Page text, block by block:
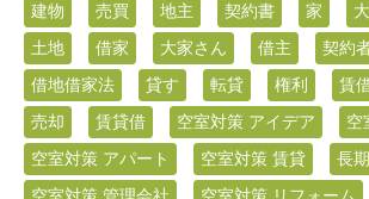
建物 売買 地主 契約書 家
土地
借家 大家さん 借主 契約
借地借家法
貸す 転貸 権利 賃
売却
賃貸借 空室対策 アイデア
空
空室対策 アパート
空室対策 賃貸
長